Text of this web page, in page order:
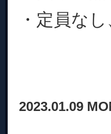
・定員な
2023.01.09